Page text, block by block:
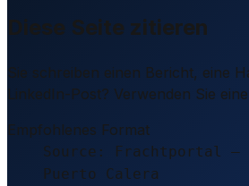
Diese Seite zitieren
Sie schreiben einen Bericht, eine
LinkedIn-Post? Verwenden Sie
Empfohlenes Format
Source: Frachtportal –
Puerto Calera